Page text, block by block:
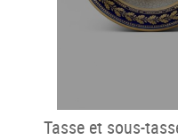
Tasse et sous-